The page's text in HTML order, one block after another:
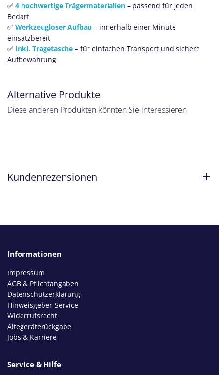
✅ 4 hochwertige Trägermaterialien – passend für jeden
Bedarf
✅ Werkzeugloser Aufbau – innerhalb einer Minute
einsatzbereit
✅ Inkl. Tragetasche – für einfachen Transport und sichere
Aufbewahrung
Alternative Produkte
Diese anderen Produkten könnten Sie interessieren
Kundenrezensionen
Informationen
Impressum
AGB & Pflichtangaben
Datenschutzerklärung
Hinweisgeber-Service
Widerrufsrecht
Altegeräterückgabe
Jobs & Karriere
Service & Hilfe